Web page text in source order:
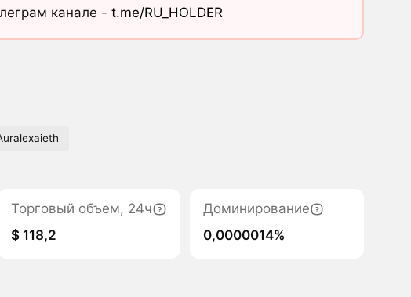
канале - t.me/RU_HOLDER
Торговый объем, 24ч
$ 118,2
Доминирование
0,0000014%